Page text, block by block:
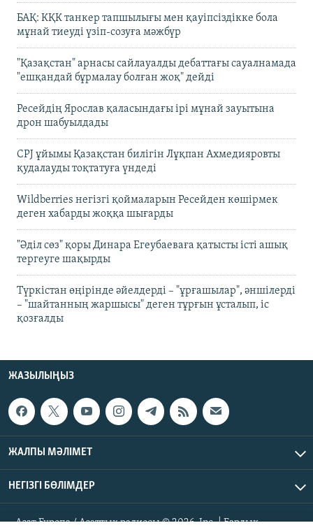
БАҚ: КҚК танкер тапшылығы мен қауіпсіздікке бола
мұнай тиеуді үзіп-созуға мәжбүр
"Қазақстан" арнасы сайлауалды дебаттағы сауалнамада
"ешқандай бұрмалау болған жоқ" дейді
Ресейдің Ярослав қаласындағы ірі мұнай зауытына
дрон шабуылдады
CPJ ұйымы Қазақстан билігін Лұқпан Ахмедияровты
қудалауды тоқтатуға үндеді
Wildberries негізгі қоймаларын Ресейден көшірмек
деген хабарды жоққа шығарды
"Әділ сөз" қоры Динара Егеубаеваға қатысты істі ашық
тергеуге шақырды
Түркістан өңірінде әйелдерді – "ұрғашылар", әншілерді
– "шайтанның жаршысы" деген тұрғын ұсталып, іс
қозғалды
ЖАЗЫЛЫҢЫЗ
ЖАЛПЫ МӘЛІМЕТ
НЕГІЗГІ БӨЛІМДЕР
Азат Еуропа / Азаттық радиосы © 2026, Inc. | Барлық